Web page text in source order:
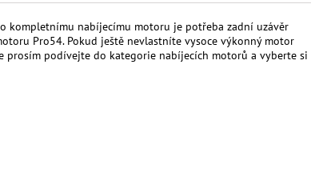
kompletnímu nabíjecímu motoru je potřeba zadní uzávěr
Pro54. Pokud ještě nevlastníte vysoce výkonný motor
prosím podívejte do kategorie nabíjecích motorů a vyberte si